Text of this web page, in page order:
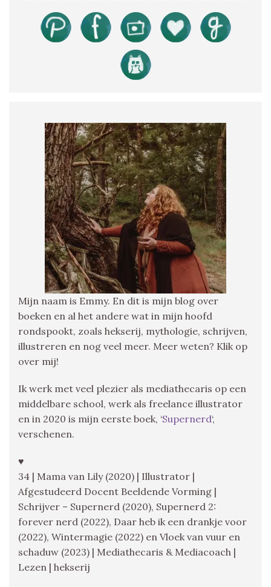
Mijn naam is Emmy. En dit is mijn blog over
boeken en al het andere wat in mijn hoofd
rondspookt, zoals hekserij, mythologie, schrijven,
illustreren en nog veel meer. Meer weten? Klik op
over mij!
Ik werk met veel plezier als mediathecaris op een
middelbare school, werk als freelance illustrator
en in 2020 is mijn eerste boek, ‘Supernerd‘,
verschenen.
♥
34 | Mama van Lily (2020) | Illustrator |
Afgestudeerd Docent Beeldende Vorming |
Schrijver – Supernerd (2020), Supernerd 2:
forever nerd (2022), Daar heb ik een drankje voor
(2022), Wintermagie (2022) en Vloek van vuur en
schaduw (2023) | Mediathecaris & Mediacoach |
Lezen | hekserij